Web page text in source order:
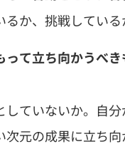
か、挑戦している
て立ち向かうべ
ていないか。自
元の成果に立ち向